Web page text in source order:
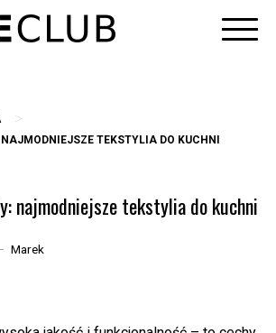
>
TEKSTYLIA DO KUCHNI
najmodniejsze tekstylia do kuchni
Marek